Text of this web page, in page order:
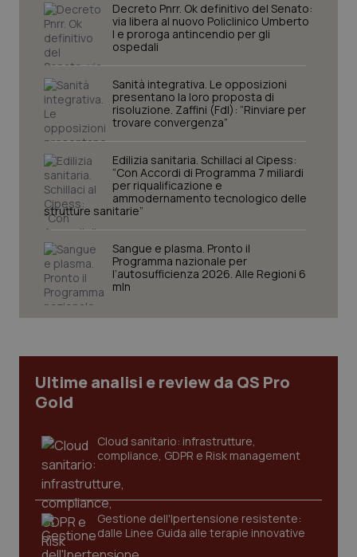
Decreto Pnrr. Ok definitivo del Senato:
via libera al nuovo Policlinico Umberto
I e proroga antincendio per gli
ospedali
Sanità integrativa. Le opposizioni
presentano la loro proposta di
risoluzione. Zaffini (FdI): “Rinviare per
trovare convergenza”
Edilizia sanitaria. Schillaci al Cipess:
“Con Accordi di Programma 7 miliardi
per riqualificazione e
ammodernamento tecnologico delle
strutture sanitarie”
Sangue e plasma. Pronto il
Programma nazionale per
l’autosufficienza 2026. Alle Regioni 6
mln
Ultime analisi e review da QS Pro
Gold
Cloud sanitario: infrastrutture,
compliance, GDPR e Risk management
Gestione dell'Ipertensione resistente:
dalle Linee Guida alle terapie innovative
Necessari Statistici Marketing
I cookie necessari contribuiscono a rendere fruibile il
sito web abilitandone funzionalità di base quali la
navigazione sulle pagine e l'accesso alle aree
protette del sito. Il sito web non è in grado di
funzionare correttamente senza questi cookie.
Fornitore/Dominio
VISITOR_PRIVACY_METADATA
YouTube